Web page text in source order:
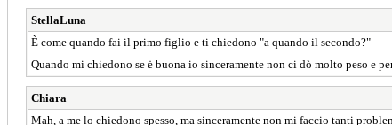
StellaLuna
È come quando fai il primo figlio e ti chiedono "a quando il secondo?"
Quando mi chiedono se ė buona io sinceramente non ci dò molto peso e
Chiara
Mah, a me lo chiedono spesso, ma sinceramente non mi faccio tanti